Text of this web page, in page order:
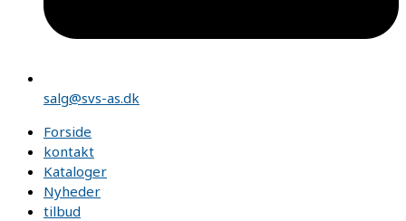
salg@svs-as.dk
Forside
kontakt
Kataloger
Nyheder
tilbud